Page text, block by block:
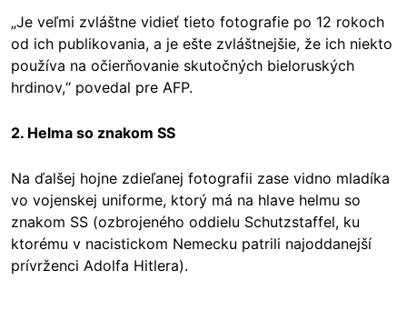
„Je veľmi zvláštne vidieť tieto fotografie po 12 rokoch
od ich publikovania, a je ešte zvláštnejšie, že ich niekto
používa na očierňovanie skutočných bieloruských
hrdinov,“ povedal pre AFP.
2. Helma so znakom SS
Na ďalšej hojne zdieľanej fotografii zase vidno mladíka
vo vojenskej uniforme, ktorý má na hlave helmu so
znakom SS (ozbrojeného oddielu Schutzstaffel, ku
ktorému v nacistickom Nemecku patrili najoddanejší
prívrženci Adolfa Hitlera).